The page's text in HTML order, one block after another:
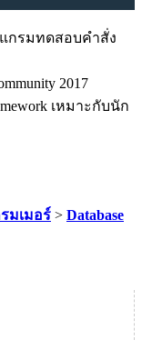
2017
เหมาะกับนัก
มเมอร์ > Database